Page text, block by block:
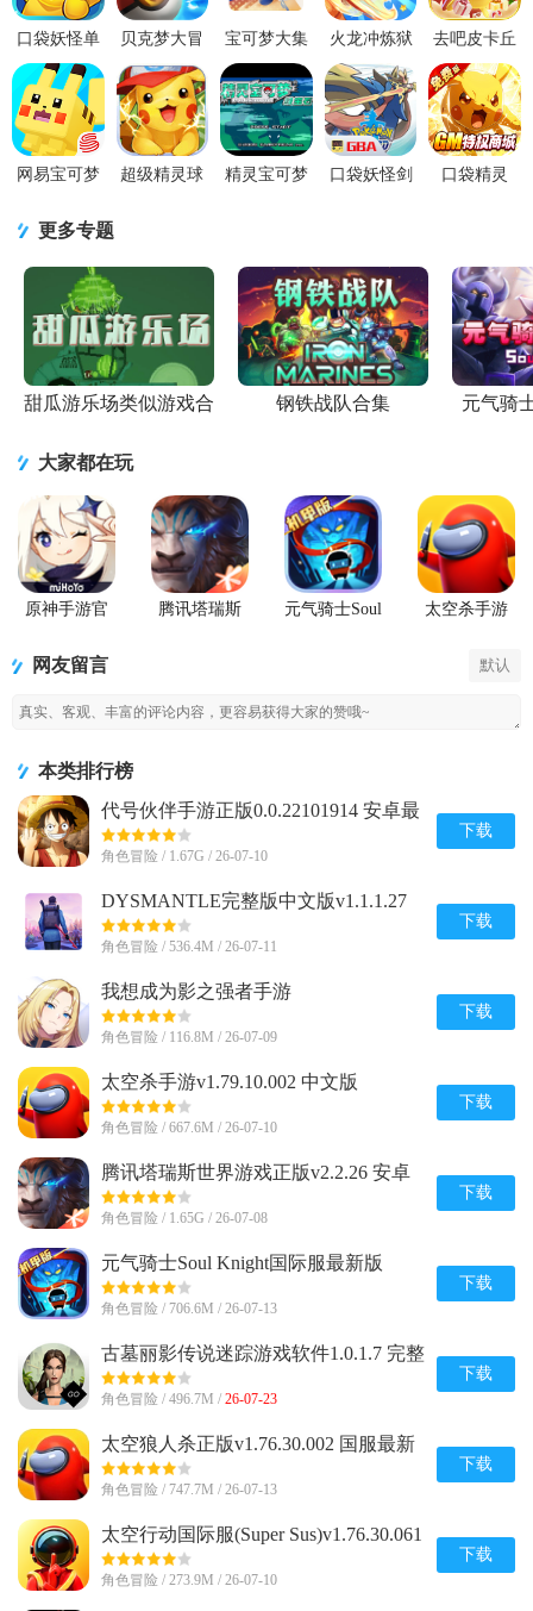
口袋妖怪单
机版手游
v1.18.0安卓
版
贝克梦大冒
险游戏4.3.5
安卓最新版
宝可梦大集
结Pokémon
UNITE手机
版v1.16.1.
火龙冲炼狱
版宝可梦手
游1.2.0 安卓
最新版
去吧皮卡丘
游戏(更名热
血精灵
王)9.7.1 安
卓
网易宝可梦
v1.18.0 安卓
官方版
超级精灵球
精灵宝可梦
口袋妖怪剑
口袋精灵
更多专题
甜瓜游乐场类似游戏合
钢铁战队合集 元气骑
大家都在玩
原神手游官
腾讯塔瑞斯
元气骑士Soul
太空杀手游
网友留言 默认
本类排行榜
代号伙伴手游正版0.0.22101914 安卓最
新版
角色冒险 / 1.67G / 26-07-10
下载
DYSMANTLE完整版中文版v1.1.1.27
安卓免付费版
角色冒险 / 536.4M / 26-07-11
下载
我想成为影之强者手游
(Eminence)v1.0.7 安卓最新版
角色冒险 / 116.8M / 26-07-09
下载
太空杀手游v1.79.10.002 中文版
角色冒险 / 667.6M / 26-07-10
下载
腾讯塔瑞斯世界游戏正版v2.2.26 安卓
最新版
角色冒险 / 1.65G / 26-07-08
下载
元气骑士Soul Knight国际服最新版
v8.4.0 安卓版
角色冒险 / 706.6M / 26-07-13
下载
古墓丽影传说迷踪游戏软件1.0.1.7 完整
版
角色冒险 / 496.7M / 26-07-23
下载
太空狼人杀正版v1.76.30.002 国服最新
版
角色冒险 / 747.7M / 26-07-13
下载
太空行动国际服(Super Sus)v1.76.30.061
安卓最新版
角色冒险 / 273.9M / 26-07-10
下载